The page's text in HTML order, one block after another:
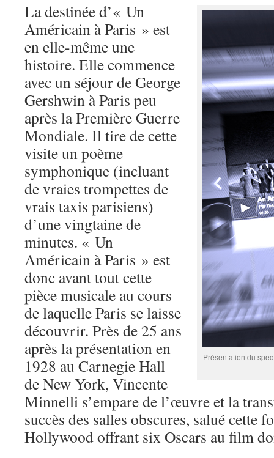
Présentation du
La destinée d’« Un
Américain à Paris » est
en elle-même une
histoire. Elle commence
avec un séjour de George
Gershwin à Paris peu
après la Première Guerre
Mondiale. Il tire de cette
visite un poème
symphonique (incluant
de vraies trompettes de
vrais taxis parisiens)
d’une vingtaine de
minutes. « Un
Américain à Paris » est
donc avant tout cette
pièce musicale au cours
de laquelle Paris se laisse
découvrir. Près de 25 ans
après la présentation en
1928 au Carnegie Hall
de New York, Vincente
Minnelli s’empare de l’œuvre et la
succès des salles obscures, salué cette
Hollywood offrant six Oscars au film